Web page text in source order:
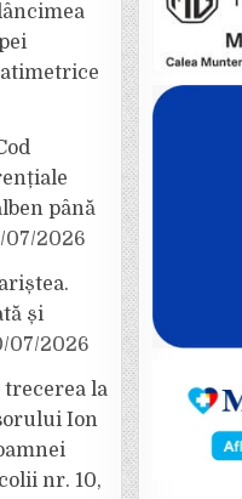
până
07/2026
și
07/2026
trecerea la
Ion
nr. 10,